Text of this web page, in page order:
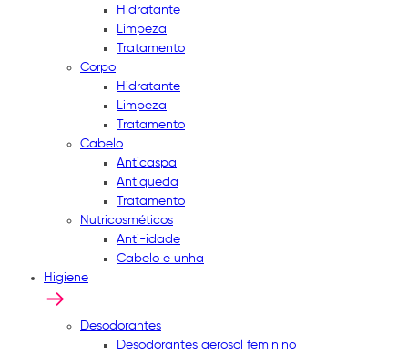
Hidratante
Limpeza
Tratamento
Corpo
Hidratante
Limpeza
Tratamento
Cabelo
Anticaspa
Antiqueda
Tratamento
Nutricosméticos
Anti-idade
Cabelo e unha
Higiene
Desodorantes
Desodorantes aerosol feminino